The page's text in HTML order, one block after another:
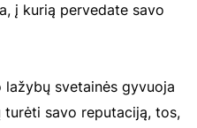
į kurią pervedate savo
svetainės gyvuoja
turėti savo reputaciją, tos,